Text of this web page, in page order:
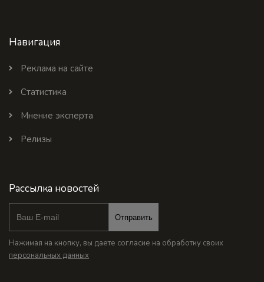
Навигация
Реклама на сайте
Статистика
Мнение эксперта
Релизы
Рассылка новостей
Отправить
Нажимая на кнопку, вы даете согласие на обработку своих
персональных данных